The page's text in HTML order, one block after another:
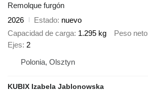
Remolque furgón
2026
Estado nuevo
Capacidad de carga 1.295 kg Peso neto
Ejes 2
Polonia, Olsztyn
KUBIX Izabela Jablonowska